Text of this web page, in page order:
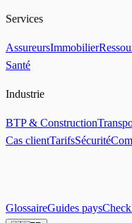
Services
AssureursImmobilier
Santé
Industrie
BTP & Construction
Cas clientTarifsSécurité
GlossaireGuides pays